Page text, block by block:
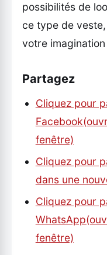
possibilités de
ce type de
votre imagination
Partagez
Cliquez pour
fenêtre)
Cliquez pour
dans une
Cliquez pour
fenêtre)